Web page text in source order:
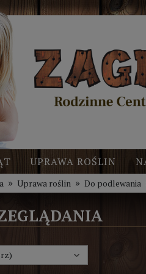
UPRAWA ROŚLIN
» Uprawa roślin » Do podlewania